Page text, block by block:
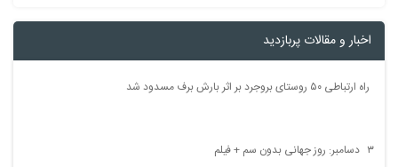
اخبار و مقالات پربازدید
راه ارتباطی ۵۰ روستای بروجرد بر اثر بارش برف مسدود شد